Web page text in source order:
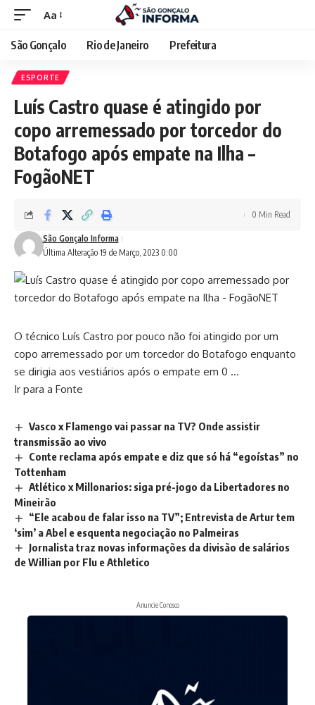
Aa
São Gonçalo Rio de Janeiro Prefeitura
ESPORTE
Luís Castro quase é atingido por
copo arremessado por torcedor do
Botafogo após empate na Ilha –
FogãoNET
Última Alteração 19 de Março, 2023 0:00
São Gonçalo Informa
0 Min Read
O técnico Luís Castro por pouco não foi atingido por um
copo arremessado por um torcedor do Botafogo enquanto
se dirigia aos vestiários após o empate em 0 …
Ir para a Fonte
Vasco x Flamengo vai passar na TV? Onde assistir
transmissão ao vivo
Conte reclama após empate e diz que só há “egoístas” no
Tottenham
Atlético x Millonarios: siga pré-jogo da Libertadores no
Mineirão
“Ele acabou de falar isso na TV”; Entrevista de Artur tem
‘sim’ a Abel e esquenta negociação no Palmeiras
Jornalista traz novas informações da divisão de salários
de Willian por Flu e Athletico
Anuncie Conosco